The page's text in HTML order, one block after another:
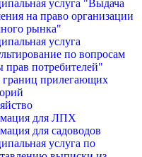
услуга "Выдача
на право организации
рынка"
услуга
по вопросам
прав потребителей"
прилегающих
для ЛПХ
для садоводов
услуга по